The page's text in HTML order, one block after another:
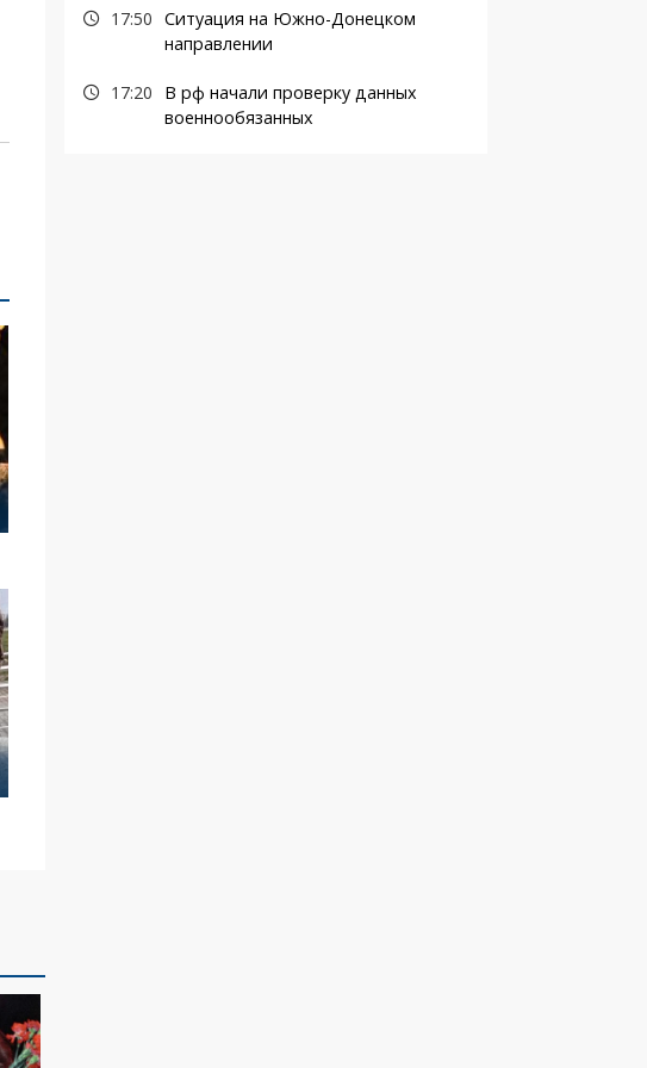
17:50 Ситуация на Южно-Донецком
направлении
17:20
В рф начали проверку данных
военнообязанных